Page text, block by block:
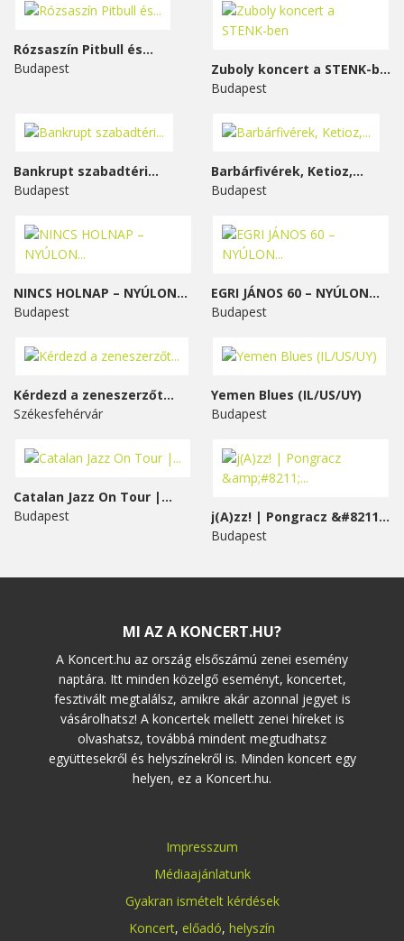
Rózsaszín Pitbull és...
Budapest
Zuboly koncert a STENK-ben
Budapest
Bankrupt szabadtéri...
Budapest
Barbárfivérek, Ketioz,...
Budapest
NINCS HOLNAP – NYÚLON...
Budapest
EGRI JÁNOS 60 – NYÚLON...
Budapest
Kérdezd a zeneszerzőt...
Székesfehérvár
Yemen Blues (IL/US/UY)
Budapest
Catalan Jazz On Tour |...
Budapest
j(A)zz! | Pongracz &#8211;...
Budapest
MI AZ A KONCERT.HU?
A Koncert.hu az ország elsőszámú zenei esemény
naptára. Itt minden közelgő eseményt, koncertet,
fesztivált megtalálsz, amikre akár azonnal jegyet is
vásárolhatsz! A koncertek mellett zenei híreket is
olvashatsz, továbbá mindent megtudhatsz
együttesekről és helyszínekről is. Minden koncert egy
helyen, ez a Koncert.hu.
Impresszum
Médiaajánlatunk
Gyakran ismételt kérdések
Koncert, előadó, helyszín